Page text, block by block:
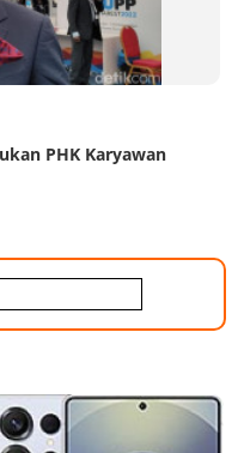
PHK Karyawan